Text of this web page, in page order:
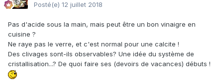
Posté(e) 12 juillet 2018
Pas d'acide sous la main, mais peut être un bon vinaigre en
cuisine ?
Ne raye pas le verre, et c'est normal pour une calcite !
Des clivages sont-ils observables? Une idée du système de
cristallisation...? De quoi faire ses (devoirs de vacances) débuts !